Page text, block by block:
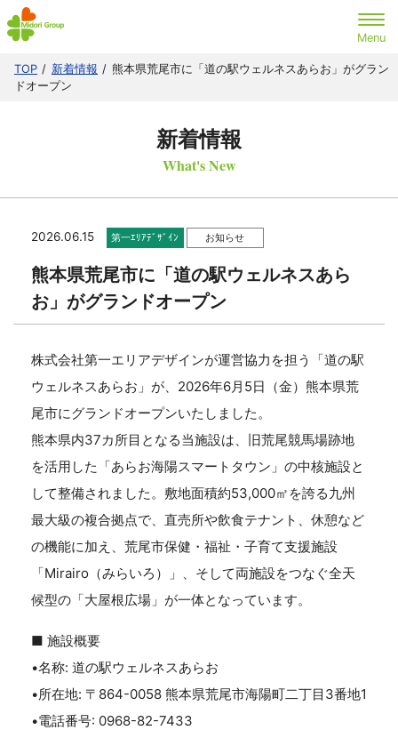
TOP 新着情報
熊本県荒尾市に「道の駅ウェルネスあらお」がグラン
ドオープン
新着情報
What's New
2026.06.15 第一ｴﾘｱﾃﾞｻﾞｲﾝ お知らせ
熊本県荒尾市に「道の駅ウェルネスあら
お」がグランドオープン
株式会社第一エリアデザインが運営協力を担う「道の駅
ウェルネスあらお」が、2026年6月5日（金）熊本県荒
尾市にグランドオープンいたしました。
熊本県内37カ所目となる当施設は、旧荒尾競馬場跡地
を活用した「あらお海陽スマートタウン」の中核施設と
して整備されました。敷地面積約53,000㎡を誇る九州
最大級の複合拠点で、直売所や飲食テナント、休憩など
の機能に加え、荒尾市保健・福祉・子育て支援施設
「Mirairo（みらいろ）」、そして両施設をつなぐ全天
候型の「大屋根広場」が一体となっています。
■ 施設概要
•名称: 道の駅ウェルネスあらお
•所在地: 〒864-0058 熊本県荒尾市海陽町二丁目3番地1
•電話番号: 0968-82-7433